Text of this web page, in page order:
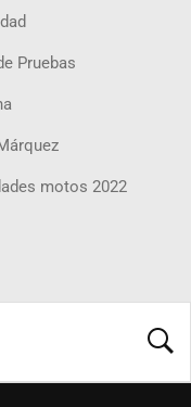
Pruebas
motos 2022